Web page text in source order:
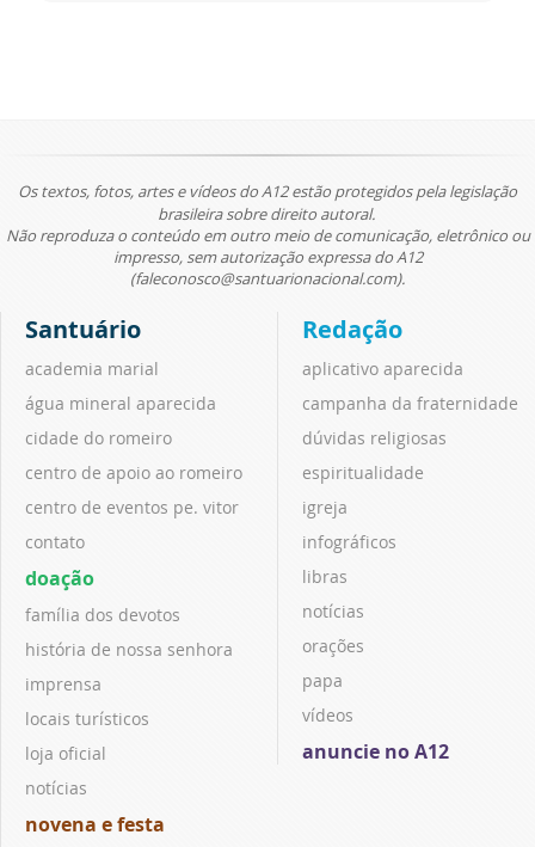
Os textos, fotos, artes e vídeos do A12 estão protegidos pela legislação
brasileira sobre direito autoral.
Não reproduza o conteúdo em outro meio de comunicação, eletrônico ou
impresso, sem autorização expressa do A12
(faleconosco@santuarionacional.com).
Santuário
academia marial
água mineral aparecida
cidade do romeiro
centro de apoio ao romeiro
centro de eventos pe. vitor
contato
doação
família dos devotos
história de nossa senhora
imprensa
locais turísticos
loja oficial
notícias
novena e festa
Redação
aplicativo aparecida
campanha da fraternidade
dúvidas religiosas
espiritualidade
igreja
infográficos
libras
notícias
orações
papa
vídeos
anuncie no A12